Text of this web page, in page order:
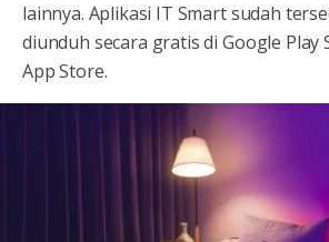
lainnya. Aplikasi IT Smart sudah
diunduh secara gratis di Google Play
App Store.